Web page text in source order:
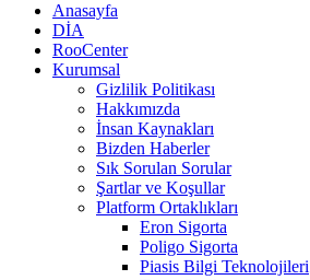
Anasayfa
DİA
RooCenter
Kurumsal
Gizlilik Politikası
Hakkımızda
İnsan Kaynakları
Bizden Haberler
Sık Sorulan Sorular
Şartlar ve Koşullar
Platform Ortaklıkları
Eron Sigorta
Poligo Sigorta
Piasis Bilgi Teknolojileri